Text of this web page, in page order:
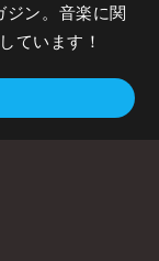
ン。音楽に関
ています！